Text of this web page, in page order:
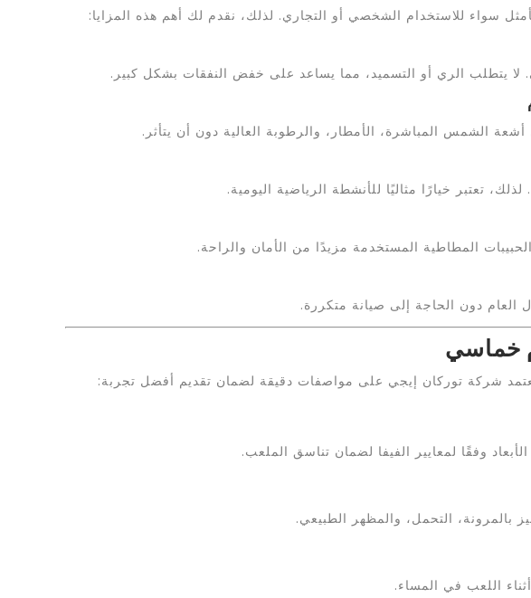
سواء للاستخدام الشخصي أو التجاري. لذلك، نقدم لك أهم هذه المزايا:
لا يتطلب الري أو التسميد، مما يساعد على خفض النفقات بشكل كبير.
الشمس المباشرة، الأمطار، والرطوبة العالية دون أن يتأثر.
تعتبر خيارًا مثاليًا للأنشطة الرياضية اليومية.
المطاطية المستخدمة مزيدًا من الأمان والراحة.
دون الحاجة إلى صيانة متكررة.
خماسي
تعتمد شركة توركان إيجي على مواصفات دقيقة لضمان تقديم أفضل تجربة:
التحمل، والمظهر الطبيعي.
اللعب في المساء.